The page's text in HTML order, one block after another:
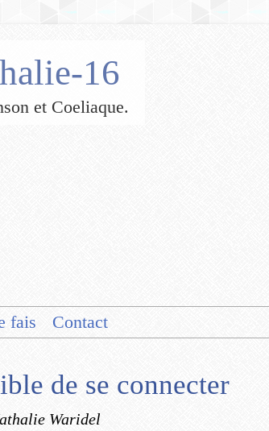
16
et Coeliaque.
fais Contact
de se connecter
Waridel